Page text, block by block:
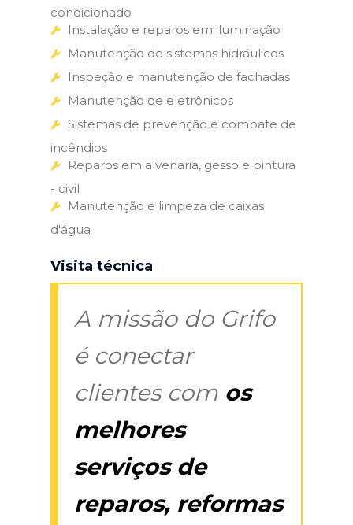
condicionado
Instalação e reparos em iluminação
Manutenção de sistemas hidráulicos
Inspeção e manutenção de fachadas
Manutenção de eletrônicos
Sistemas de prevenção e combate de
incêndios
Reparos em alvenaria, gesso e pintura
- civil
Manutenção e limpeza de caixas
d'água
Visita técnica
A missão do Grifo
é conectar
clientes com os
melhores
serviços de
reparos, reformas